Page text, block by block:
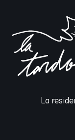
La